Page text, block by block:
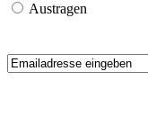
Austragen